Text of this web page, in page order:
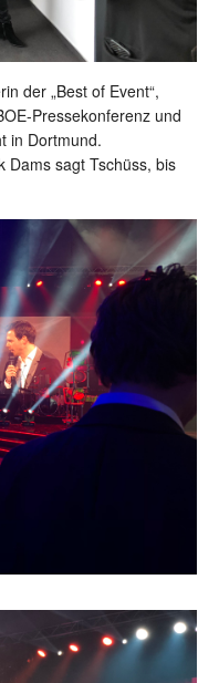
der „Best of Event“,
Pressekonferenz und
in Dortmund.
Dams sagt Tschüss, bis